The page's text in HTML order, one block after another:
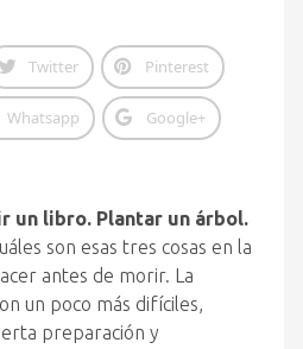
Twitter Pinterest
Whatsapp Google+
un libro. Plantar un árbol.
son esas tres cosas en la
antes de morir. La
un poco más difíciles,
preparación y